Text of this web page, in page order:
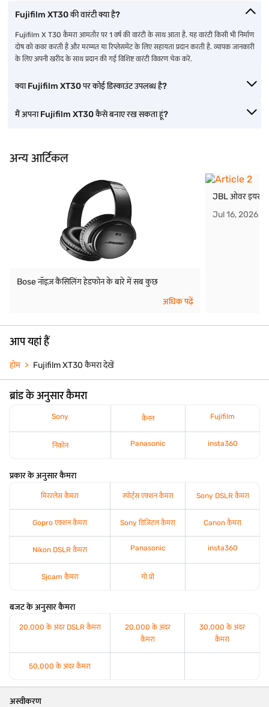
Fujifilm XT30 की वारंटी क्या है?
Fujifilm X T30 कैमरा आमतौर पर 1 वर्ष की वारंटी के साथ आता है. यह वारंटी किसी भी निर्माण
दोष को कवर करती है और मरम्मत या रिप्लेसमेंट के लिए सहायता प्रदान करती है. व्यापक जानकारी
के लिए अपनी खरीद के साथ प्रदान की गई विशिष्ट वारंटी विवरण चेक करें.
क्या Fujifilm XT30 पर कोई डिस्काउंट उपलब्ध है?
मैं अपना Fujifilm XT30 कैसे बनाए रख सकता हूं?
अन्य आर्टिकल
Bose नॉइज़ कैंसिलिंग हेडफोन के बारे में सब कुछ
अधिक पढ़ें
JBL ओवर इयर
Jul 16, 2026
आप यहां हैं
होम Fujifilm XT30 कैमरा देखें
ब्रांड के अनुसार कैमरा
Sony कैनन Fujifilm
निकोन Panasonic insta360
प्रकार के अनुसार कैमरा
मिररलेस कैमरा स्पोर्ट्स एक्शन कैमरा Sony DSLR कैमरा
Gopro एक्शन कैमरा Sony डिजिटल कैमरा Canon कैमरा
Nikon DSLR कैमरा Panasonic insta360
Sjcam कैमरा गो प्रो
बजट के अनुसार कैमरा
20,000 के अंदर DSLR कैमरा
20,000 के अंदर
कैमरा
30,000 के अंदर
कैमरा
50,000 के अंदर कैमरा
अस्वीकरण